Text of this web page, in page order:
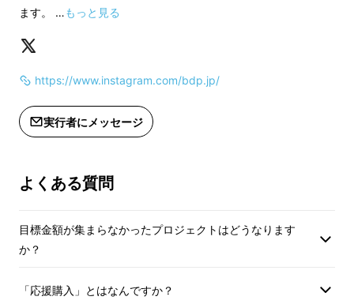
パレル、グラフィックデザイン会社です。大変
な状況の中、仕事で会話を必要とする人々を応
スクを開発しました。皆様のおかげで
※すべて手作業で作っているため、サ
※ご注文状況により出荷時期が遅れる
場合がございます。
※モニター発色の具合により色合いが
たします。
ます。 …もっと見る
https://www.instagram.com/bdp.jp/
実行者にメッセージ
よくある質問
目標金額が集まらなかったプロジェクトはどうなります
か？
「応援購入」とはなんですか？